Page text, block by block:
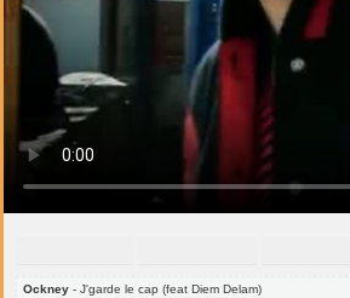
Ockney - J'garde le cap (feat Diem Delam)